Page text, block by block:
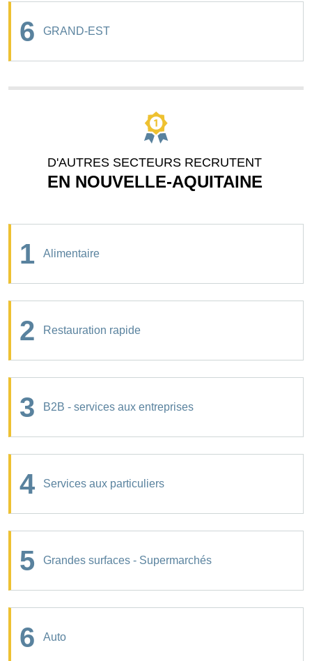
6 GRAND-EST
D'AUTRES SECTEURS RECRUTENT
EN NOUVELLE-AQUITAINE
1 Alimentaire
2 Restauration rapide
3 B2B - services aux entreprises
4 Services aux particuliers
5 Grandes surfaces - Supermarchés
6 Auto